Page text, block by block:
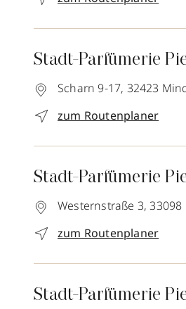
Stadt-Parfümerie
Scharn 9-17, 32423
zum Routenplaner
Stadt-Parfümerie
Westernstraße 3, 33098
zum Routenplaner
Stadt-Parfümerie